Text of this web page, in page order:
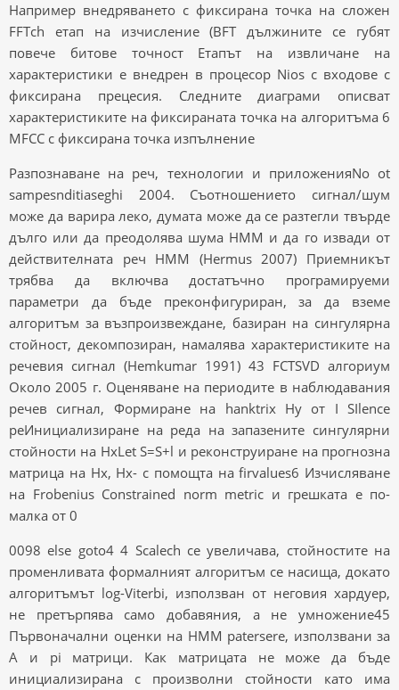
Например внедряването с фиксирана точка на сложен
FFTch етап на изчисление (BFT дължините се губят
повече битове точност Етапът на извличане на
характеристики е внедрен в процесор Nios с входове с
фиксирана прецесия. Следните диаграми описват
характеристиките на фиксираната точка на алгоритъма 6
MFCC с фиксирана точка изпълнение
Разпознаване на реч, технологии и приложенияNo ot
sampesnditiaseghi 2004. Съотношението сигнал/шум
може да варира леко, думата може да се разтегли твърде
дълго или да преодолява шума HMM и да го извади от
действителната реч HMM (Hermus 2007) Приемникът
трябва да включва достатъчно програмируеми
параметри да бъде преконфигуриран, за да вземе
алгоритъм за възпроизвеждане, базиран на сингулярна
стойност, декомпозиран, намалява характеристиките на
речевия сигнал (Hemkumar 1991) 43 FCTSVD алгориум
Около 2005 г. Оценяване на периодите в наблюдавания
речев сигнал, Формиране на hanktrix Hy от I SIlence
peИнициализиране на реда на запазените сингулярни
стойности на HxLet S=S+l и реконструиране на прогнозна
матрица на Hx, Hx- с помощта на firvalues6 Изчисляване
на Frobenius Constrained norm metric и грешката е по-
малка от 0
0098 else goto4 4 Scalech се увеличава, стойностите на
променливата формалният алгоритъм се насища, докато
алгоритъмът log-Viterbi, използван от неговия хардуер,
не претърпява само добавяния, а не умножение45
Първоначални оценки на HMM patersere, използвани за
A и pi матрици. Как матрицата не може да бъде
инициализирана с произволни стойности като има